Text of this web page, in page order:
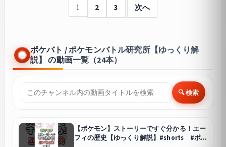
1 2 3 次へ
ポケバト / ポケモンバトル研究所【ゆっくり解
説】 の動画一覧（24本）
🔍 検索
【ポケモン】ストーリーですぐ分かる！エー
フィの歴史【ゆっくり解説】#shorts #ポケ